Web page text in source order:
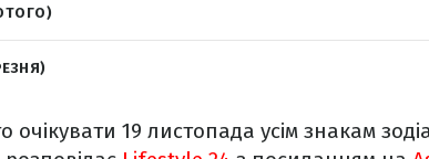
очікувати 19 листопада усім знакам